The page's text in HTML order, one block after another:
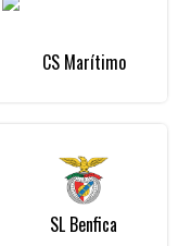
CS Marítimo
SL Benfica